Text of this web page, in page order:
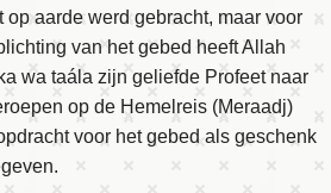
op aarde werd gebracht, maar voor
van het gebed heeft Allah
wa taála zijn geliefde Profeet naar
op de Hemelreis (Meraadj)
voor het gebed als geschenk